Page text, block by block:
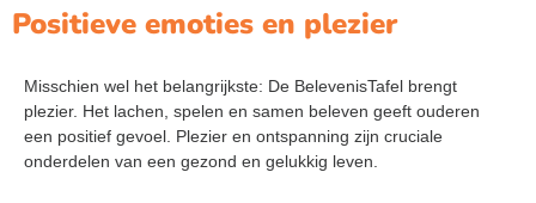
Positieve emoties en plezier
Misschien wel het belangrijkste: De BelevenisTafel brengt
plezier. Het lachen, spelen en samen beleven geeft ouderen
een positief gevoel. Plezier en ontspanning zijn cruciale
onderdelen van een gezond en gelukkig leven.